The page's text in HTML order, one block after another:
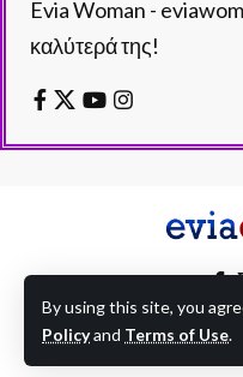
By using this site, you
Policyand Terms of Use.
Evia Woman -
καλύτερά της!
EVIAONLINE ©